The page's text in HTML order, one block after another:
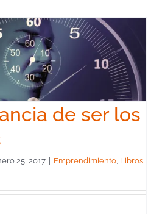
de ser los
25, 2017 Emprendimiento, Libros